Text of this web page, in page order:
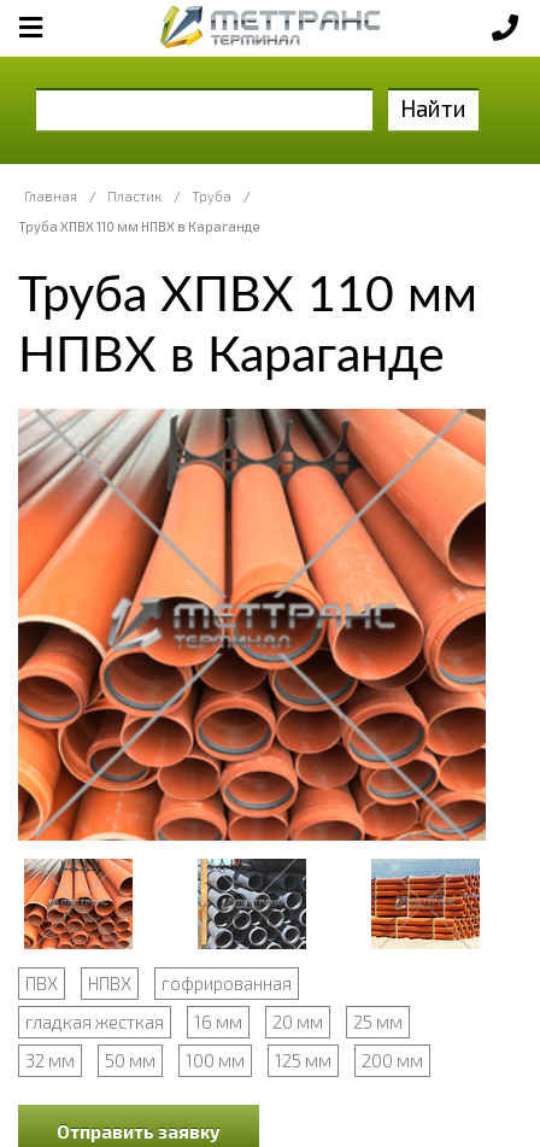
Найти
Главная / Пластик / Труба
/
Труба ХПВХ 110 мм НПВХ в Караганде
Труба ХПВХ 110 мм
НПВХ в Караганде
ПВХ НПВХ
гофрированная
гладкая жесткая
16 мм 20 мм
25 мм
32 мм
50 мм 100 мм 125 мм 200 мм
Отправить заявку